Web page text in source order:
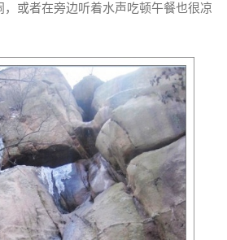
或者在旁边听着水声吃顿午餐也很凉